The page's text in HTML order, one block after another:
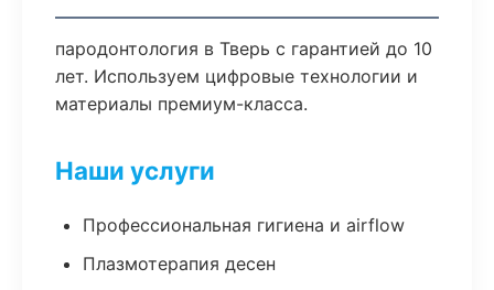
пародонтология в Тверь с гарантией до 10
лет. Используем цифровые технологии и
материалы премиум-класса.
Наши услуги
Профессиональная гигиена и airflow
Плазмотерапия десен